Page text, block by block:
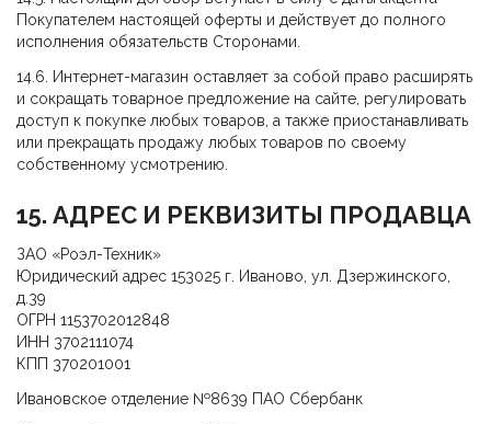
Покупателем настоящей оферты и действует до полного
исполнения обязательств Сторонами.
14.6. Интернет-магазин оставляет за собой право расширять
и сокращать товарное предложение на сайте, регулировать
доступ к покупке любых товаров, а также приостанавливать
или прекращать продажу любых товаров по своему
собственному усмотрению.
15. АДРЕС И РЕКВИЗИТЫ ПРОДАВЦА
ЗАО «Роэл-Техник»
Юридический адрес 153025 г. Иваново, ул. Дзержинского,
д.39
ОГРН 1153702012848
ИНН 3702111074
КПП 370201001
Ивановское отделение №8639 ПАО Сбербанк